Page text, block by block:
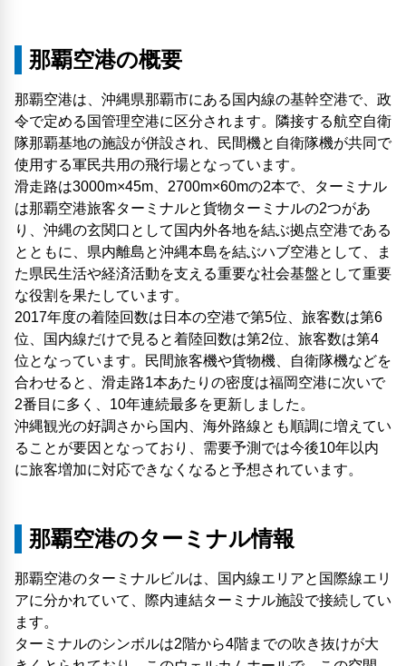
那覇空港の概要
那覇空港は、沖縄県那覇市にある国内線の基幹空港で、政
令で定める国管理空港に区分されます。隣接する航空自衛
隊那覇基地の施設が併設され、民間機と自衛隊機が共同で
使用する軍民共用の飛行場となっています。
滑走路は3000m×45m、2700m×60mの2本で、ターミナル
は那覇空港旅客ターミナルと貨物ターミナルの2つがあ
り、沖縄の玄関口として国内外各地を結ぶ拠点空港である
とともに、県内離島と沖縄本島を結ぶハブ空港として、ま
た県民生活や経済活動を支える重要な社会基盤として重要
な役割を果たしています。
2017年度の着陸回数は日本の空港で第5位、旅客数は第6
位、国内線だけで見ると着陸回数は第2位、旅客数は第4
位となっています。民間旅客機や貨物機、自衛隊機などを
合わせると、滑走路1本あたりの密度は福岡空港に次いで
2番目に多く、10年連続最多を更新しました。
沖縄観光の好調さから国内、海外路線とも順調に増えてい
ることが要因となっており、需要予測では今後10年以内
に旅客増加に対応できなくなると予想されています。
那覇空港のターミナル情報
那覇空港のターミナルビルは、国内線エリアと国際線エリ
アに分かれていて、際内連結ターミナル施設で接続してい
ます。
ターミナルのシンボルは2階から4階までの吹き抜けが大